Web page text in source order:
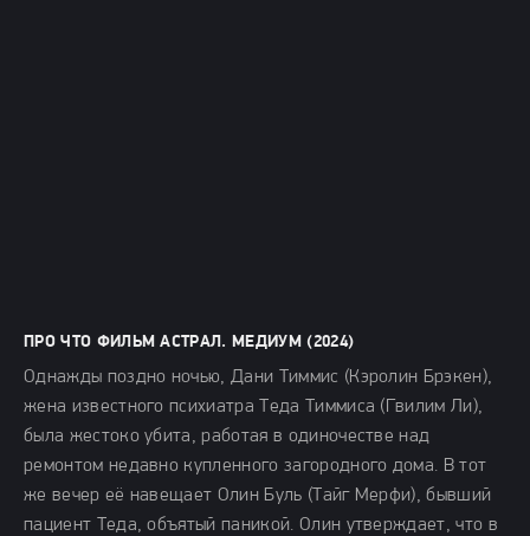
ПРО ЧТО ФИЛЬМ АСТРАЛ. МЕДИУМ (2024)
Однажды поздно ночью, Дани Тиммис (Кэролин Брэкен),
жена известного психиатра Теда Тиммиса (Гвилим Ли),
была жестоко убита, работая в одиночестве над
ремонтом недавно купленного загородного дома. В тот
же вечер её навещает Олин Буль (Тайг Мерфи), бывший
пациент Теда, объятый паникой. Олин утверждает, что в